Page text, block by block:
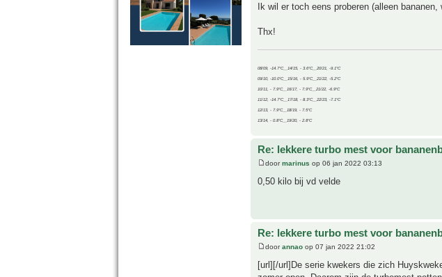
Ik wil er toch eens proberen (alleen
Thx!
08/09, -14.7°C__14/15, - 3.6°C__20/21, -9.1°C
09/10, -10.0°C__15/16, - 5.9°C__21/22, -5.2°C
10/11, - 7.9°C__16/17, - 7.9°C__21/22, -6.9°C
11/12, -14.7°C__17/18, - 8.3°C__22/23, -7.1°C
12/13, - 7.9°C__18/19, - 7.5°C
13/14, - 0.8°C__19/20, - 2.8°C
Re: lekkere turbo mest voor
doormarinus op 06 jan 2022 03:13
0,50 kilo bij vd velde
Re: lekkere turbo mest voor
doorannao op 07 jan 2022 21:02
[url][/url]De serie kwekers die zich